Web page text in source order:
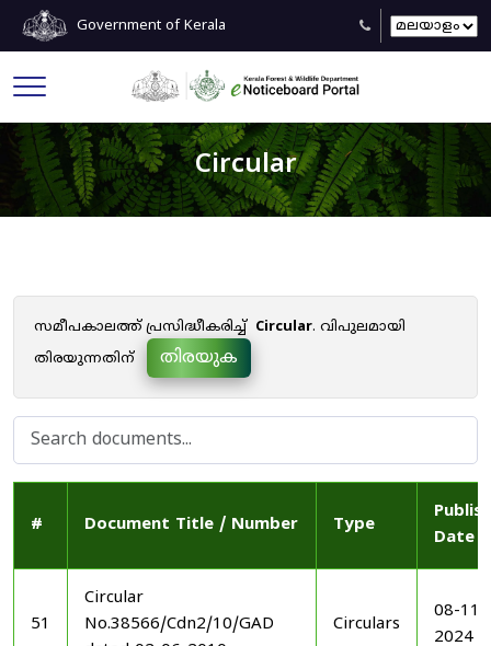
Government of Kerala
Circular
സമീപകാലത്ത് പ്രസിദ്ധീകരിച്ച് Circular. വിപുലമായി
തിരയുന്നതിന്
തിരയുക
# Document Title / Number Type
Date
51
Circular
No.38566/Cdn2/10/GAD
Circulars
08-11-
2024